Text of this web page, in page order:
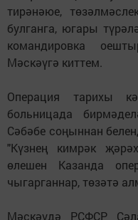
тирәнәюе,
булганга, югары
командировка
Мәскәүгә киттем.
Операция тарихы
больницада
Сәбәбе соңыннан
"Күзнең кимрәк
өлешен Казанда
чыгарганнар, төзәтә
Мәскәүдә РСФСР